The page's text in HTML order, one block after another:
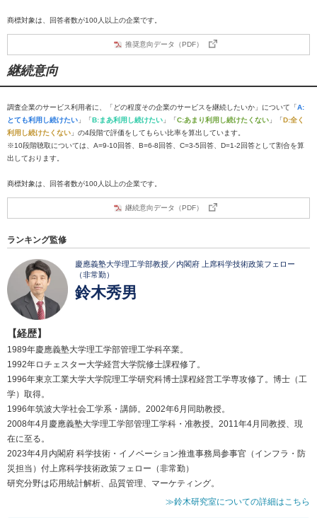
商標対象は、回答者数が100人以上の企業です。
推奨意向データ（PDF）
継続意向
調査企業のサービス利用者に、「どの程度その企業のサービスを継続したいか」について「A:
とても利用し続けたい 」「B:まあ利用し続けたい 」「C:あまり利用し続けたくない 」「D:全く
利用し続けたくない 」の4段階で評価をしてもらい比率を算出しています。
※10段階聴取については、A=9-10回答、B=6-8回答、C=3-5回答、D=1-2回答として割合を算
出しております。
商標対象は、回答者数が100人以上の企業です。
継続意向データ（PDF）
ランキング監修
慶應義塾大学理工学部教授／内閣府 上席科学技術政策フェロー
（非常勤）
鈴木秀男
【経歴】
1989年慶應義塾大学理工学部管理工学科卒業。
1992年ロチェスター大学経営大学院修士課程修了。
1996年東京工業大学大学院理工学研究科博士課程経営工学専攻修了。博士（工
学）取得。
1996年筑波大学社会工学系・講師。2002年6月同助教授。
2008年4月慶應義塾大学理工学部管理工学科・准教授。2011年4月同教授、現
在に至る。
2023年4月内閣府 科学技術・イノベーション推進事務局参事官（インフラ・防
災担当）付上席科学技術政策フェロー（非常勤）
研究分野は応用統計解析、品質管理、マーケティング。
≫鈴木研究室についての詳細はこちら